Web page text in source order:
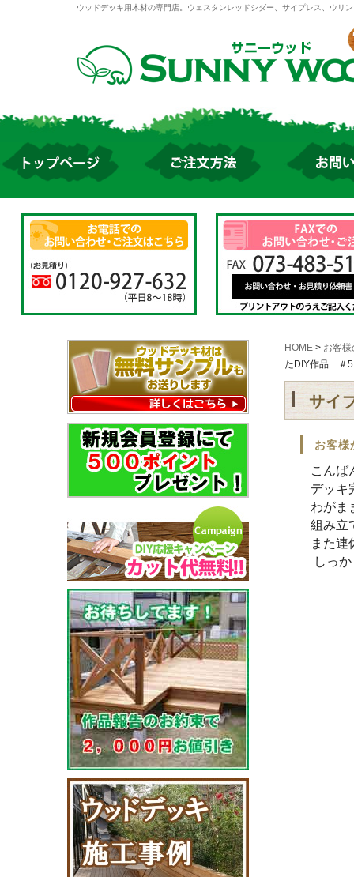
ウッドデッキ用木材の専門店。ウェスタンレッドシダー、サイプレス、ウリ
HOME > お客
たDIY作品 ＃
サイ
お客様
こんば
デッキ
わがま
組み立
また連
しっ